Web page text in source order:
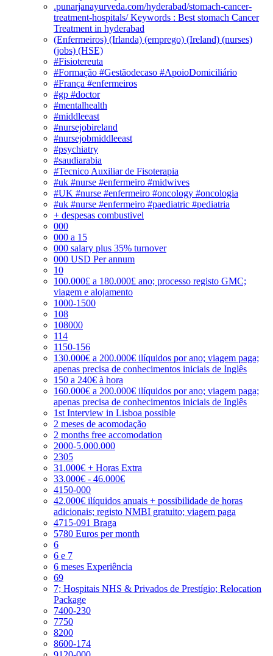
.punarjanayurveda.com/hyderabad/stomach-cancer-
treatment-hospitals/ Keywords : Best stomach Cancer
Treatment in hyderabad
(Enfermeiros) (Irlanda) (emprego) (Ireland) (nurses)
(jobs) (HSE)
#Fisiotereuta
#Formação #Gestãodecaso #ApoioDomiciliário
#França #enfermeiros
#gp #doctor
#mentalhealth
#middleeast
#nursejobireland
#nursejobmiddleeast
#psychiatry
#saudiarabia
#Tecnico Auxiliar de Fisoterapia
#uk #nurse #enfermeiro #midwives
#UK #nurse #enfermeiro #oncology #oncologia
#uk #nurse #enfermeiro #paediatric #pediatria
+ despesas combustivel
000
000 a 15
000 salary plus 35% turnover
000 USD Per annum
10
100.000£ a 180.000£ ano; processo registo GMC;
viagem e alojamento
1000-1500
108
108000
114
1150-156
130.000€ a 200.000€ ilíquidos por ano; viagem paga;
apenas precisa de conhecimentos iniciais de Inglês
150 a 240€ à hora
160.000€ a 200.000€ ilíquidos por ano; viagem paga;
apenas precisa de conhecimentos iniciais de Inglês
1st Interview in Lisboa possible
2 meses de acomodação
2 months free accomodation
2000-5.000.000
2305
31.000€ + Horas Extra
33.000€ - 46.000€
4150-000
42.000€ ilíquidos anuais + possibilidade de horas
adicionais; registo NMBI gratuito; viagem paga
4715-091 Braga
5780 Euros per month
6
6 e 7
6 meses Experiência
69
7; Hospitais NHS & Privados de Prestígio; Relocation
Package
7400-230
7750
8200
8600-174